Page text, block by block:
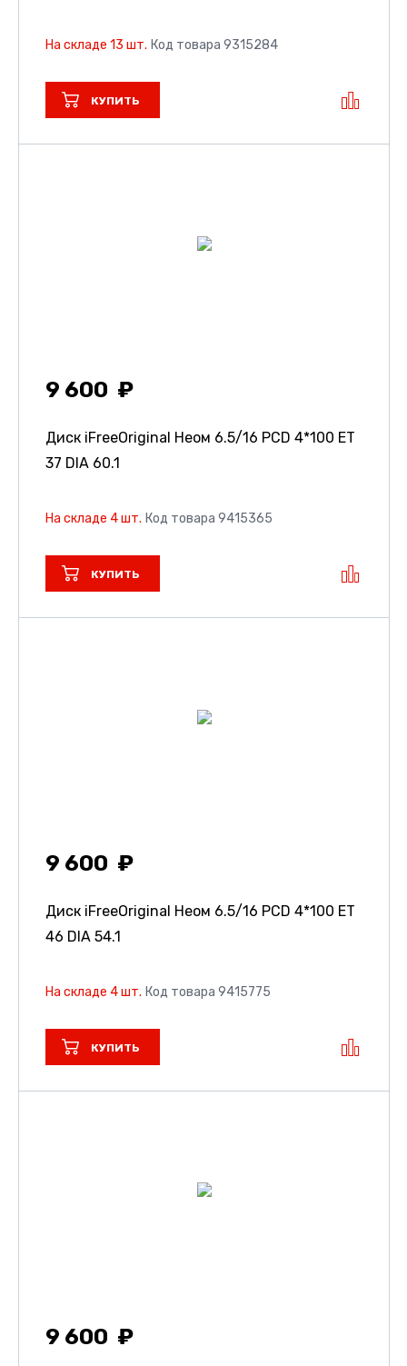
На складе 13 шт. Код товара 9315284
КУПИТЬ
9 600
Диск iFreeOriginal Неом 6.5/16 PCD 4*100 ET
37 DIA 60.1
На складе 4 шт. Код товара 9415365
КУПИТЬ
9 600
Диск iFreeOriginal Неом 6.5/16 PCD 4*100 ET
46 DIA 54.1
На складе 4 шт. Код товара 9415775
КУПИТЬ
9 600